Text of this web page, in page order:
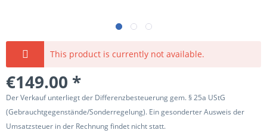
This product is currently not available.
€149.00 *
Der Verkauf unterliegt der Differenzbesteuerung gem. § 25a UStG
(Gebrauchtgegenstände/Sonderregelung). Ein gesonderter Ausweis der
Umsatzsteuer in der Rechnung findet nicht statt.